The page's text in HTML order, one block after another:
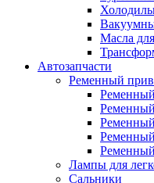
Масла
Автозапчасти
Ременный
Лампы для
Сальники